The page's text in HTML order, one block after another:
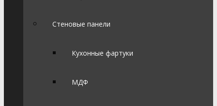
Стеновые панели
Кухонные фартуки
МДФ